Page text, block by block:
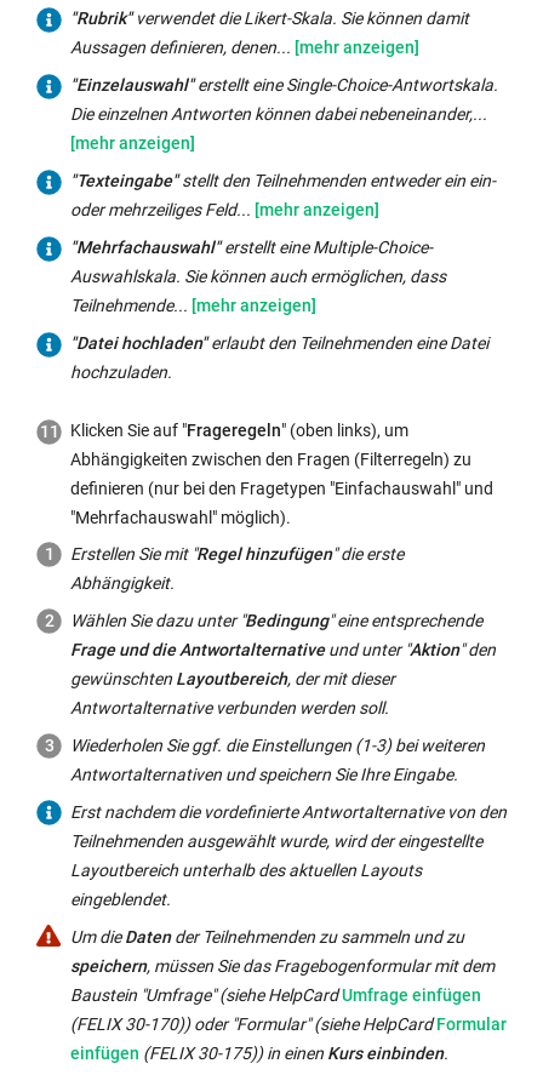
ist.
Mit
Elementen
fügen
Sie
Tabellen
und
Bilder
in
den
ein.
Baustein
"Formular"
werden
Vorname,
Nachname,
HFU-
Account
Mailadresse
den
Datensätzen
mit
ausgegeben.
Mit
den
"Nutzungsbedingungen"
können
Sie
Ihrem
Fragebogen
eine
hinzufügen,
die
von
den
Teilnehmenden
abgehakt
werden
muss.
Nur
wer
den
"Rubrik"
verwendet
die
Likert-
Skala.
können
damit
Aussagen
definieren,
denen
die
Befragten
einer
vorgegebenen
mehrstufigen
Antwortskala
oder
stark
zustimmen
oder
die
sie
ablehnen
können.
Im
Zusammenhang
mit
der
Bewertung
Sie
Ausprägungen
definieren
(z.B.
sehr
gut
bis
schlecht)
und
diesen
Punkte
zuweisen.
Jedes
können
Sie
dann
noch
anders
gewichten.
"Rubrik"verwendet die Likert-Skala. Sie können damit
Aussagen definieren, denen...
"Einzelauswahl"
erstellt
eine
Single-
Choice-
Die
einzelnen
Antworten
können
dabei
untereinander
oder
als
Wahl
Menü
über
„Auswahlliste“
dargestellt
"Einzelauswahl"erstellt eine Single-Choice-Antwortskala.
Die einzelnen Antworten können dabei nebeneinander,...
"Texteingabe"
stellt
den
Teilnehmenden
entweder
ein-
oder
Feld
für
die
Eingabe
von
Text,
ein
Feld
zur
Eingabe
Zahlenwerten
ein
Feld
zur
Eingabe
eines
Datums
bereit.
"Texteingabe"stellt den Teilnehmenden entweder ein ein-
oder mehrzeiliges Feld...
"Mehrfachauswahl"
erstellt
eine
Multiple-
Choice-
Sie
können
auch
ermöglichen,
Teilnehmende
selbst
Ergänzungen
eintragen.
"Mehrfachauswahl"erstellt eine Multiple-Choice-
Auswahlskala. Sie können auch ermöglichen, dass
Teilnehmende...
"Datei hochladen"erlaubt den Teilnehmenden eine Datei
hochzuladen.
Klicken Sie auf "Frageregeln" (oben links), um
Abhängigkeiten zwischen den Fragen (Filterregeln) zu
definieren (nur bei den Fragetypen "Einfachauswahl" und
"Mehrfachauswahl" möglich).
Erstellen Sie mit "Regel hinzufügen" die erste
Abhängigkeit.
Wählen Sie dazu unter "Bedingung" eine entsprechende
Frage und die Antwortalternativeund unter "Aktion" den
gewünschten Layoutbereich, der mit dieser
Antwortalternative verbunden werden soll.
Wiederholen Sie ggf. die Einstellungen (1-3) bei weiteren
Antwortalternativen und speichern Sie Ihre Eingabe.
Erst nachdem die vordefinierte Antwortalternative von den
Teilnehmenden ausgewählt wurde, wird der eingestellte
Layoutbereich unterhalb des aktuellen Layouts
eingeblendet.
Um dieDatender Teilnehmenden zu sammeln und zu
speichern, müssen Sie das Fragebogenformular mit dem
Baustein "Umfrage" (siehe HelpCardExterner
Link
wird
Umfrage einfügen
(FELIX 30-170)) oder "Formular" (siehe HelpCardExterner
Link
Formular
einfügen (FELIX 30-175​)) in einen Kurs einbinden.